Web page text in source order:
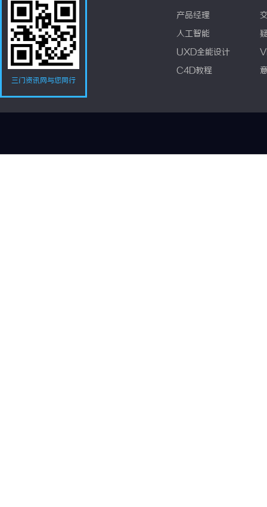
三门资讯网与您同行
产品经理
人工智能
UXD全能设计
C4D教程